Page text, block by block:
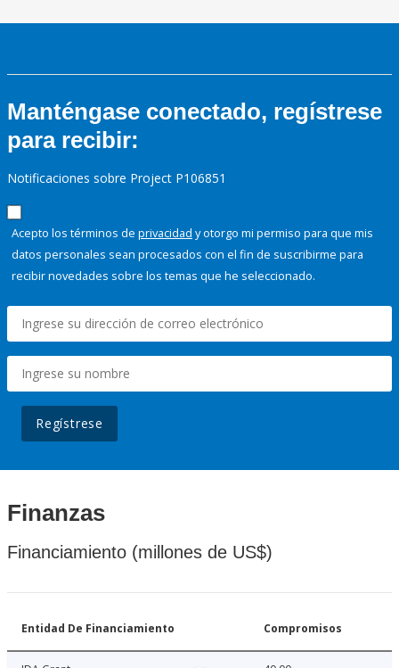
Manténgase conectado, regístrese
para recibir:
Notificaciones sobre Project P106851
Acepto los términos de privacidad y otorgo mi permiso para que mis
datos personales sean procesados con el fin de suscribirme para
recibir novedades sobre los temas que he seleccionado.
Regístrese
Finanzas
Financiamiento (millones de US$)
Entidad De Financiamiento Compromisos